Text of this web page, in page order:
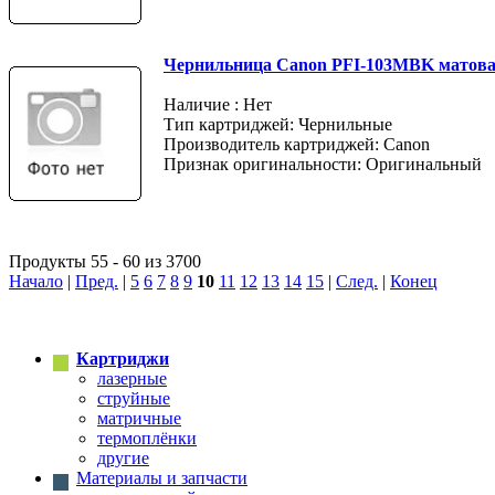
Чернильница Canon PFI-103MBK
Наличие : Нет
Тип картриджей: Чернильные
Производитель картриджей: Canon
Признак оригинальности: Оригинальный
Продукты 55 - 60 из 3700
Начало | Пред. | 5 6 7 8 9 10 11 12 13 14 15 | След. | Конец
Картриджи
лазерные
струйные
матричные
термоплёнки
другие
Материалы и запчасти